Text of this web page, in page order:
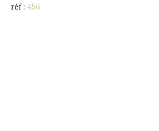
réf : 456